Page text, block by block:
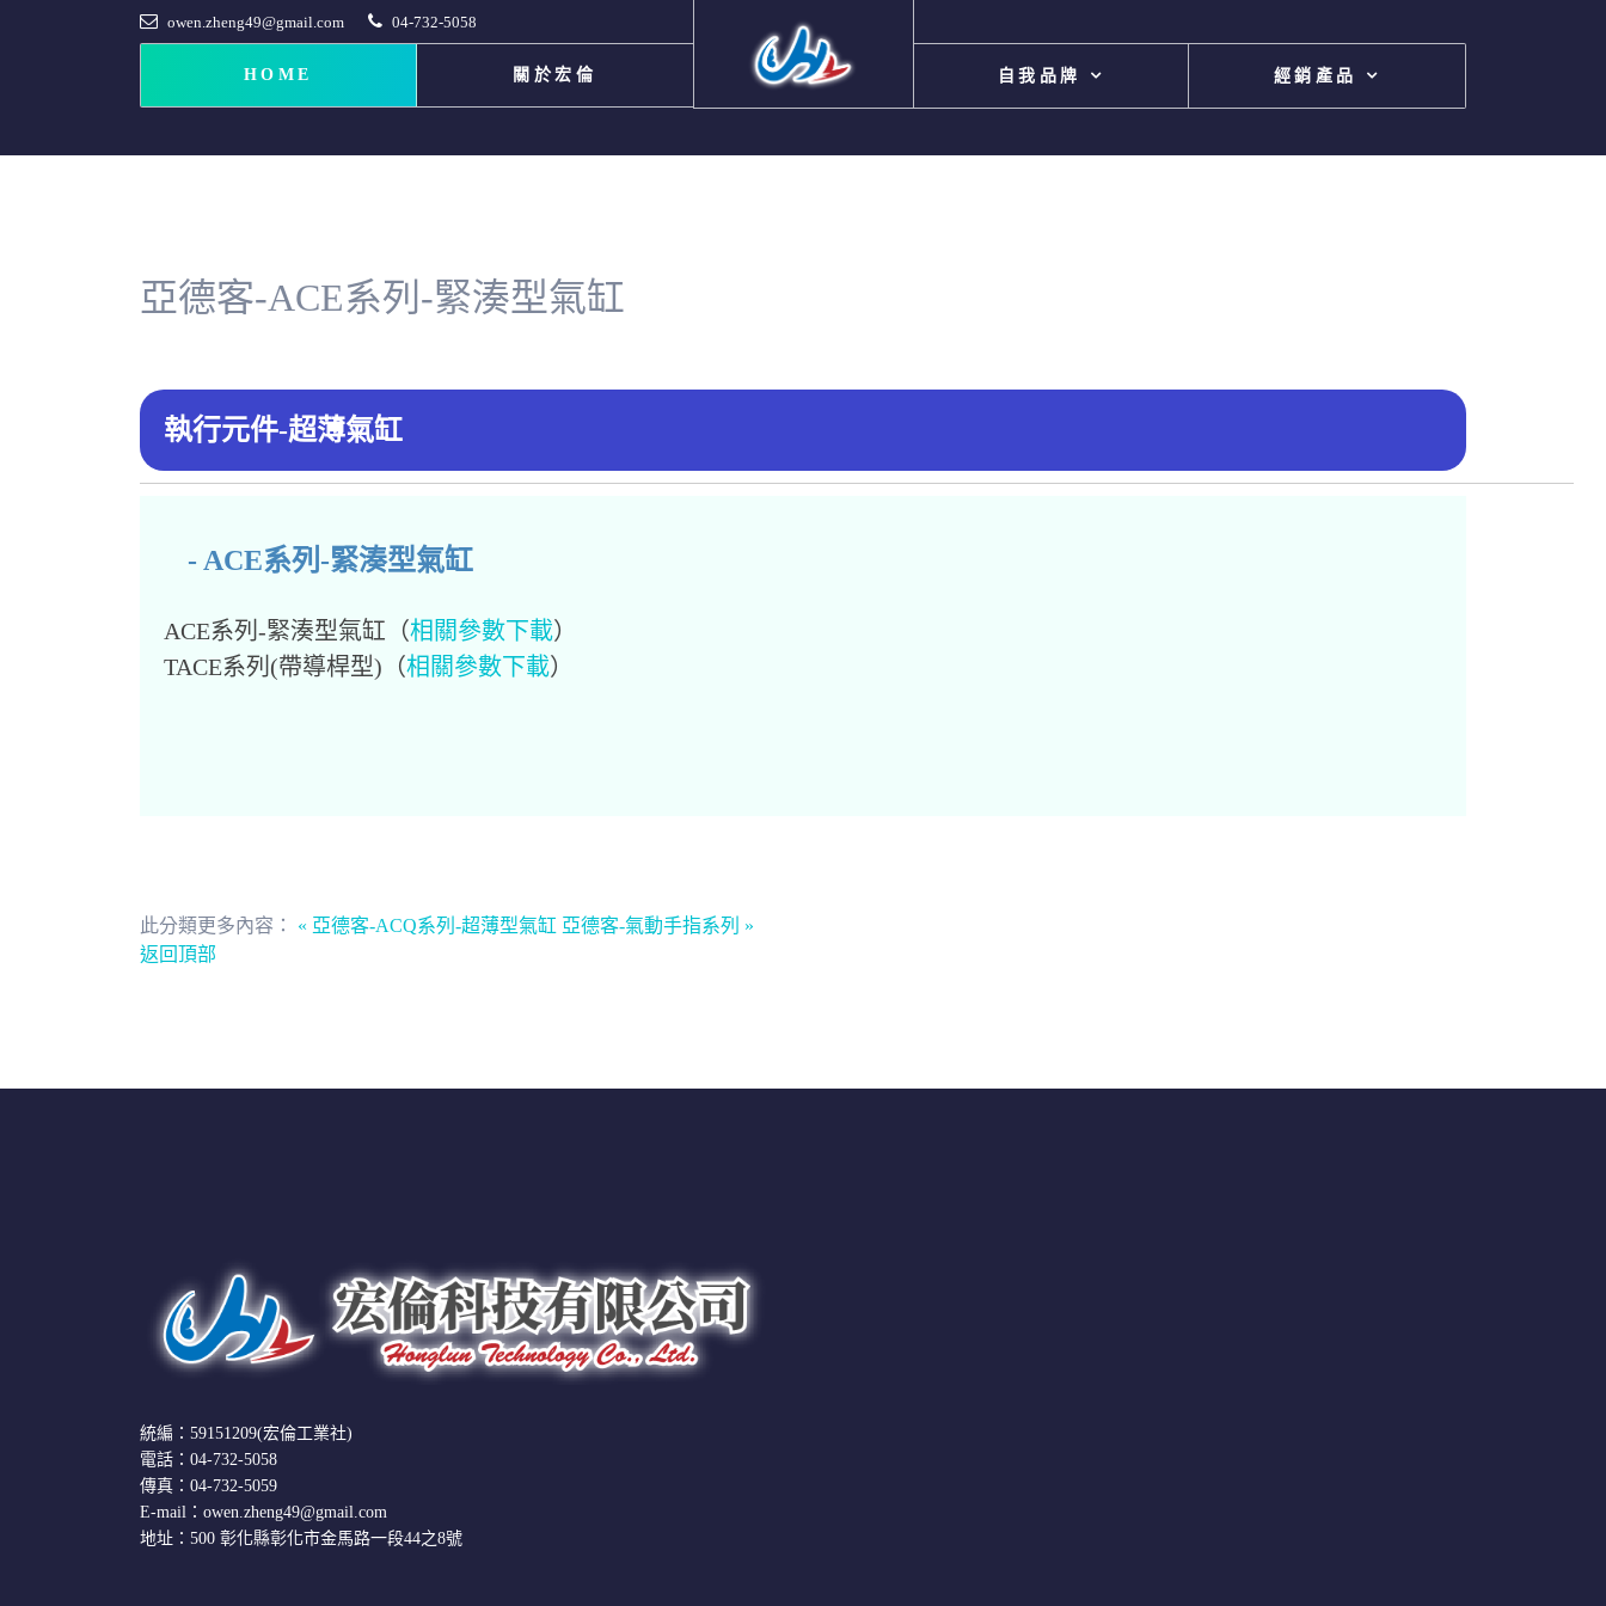
owen.zheng49@gmail.com 04-732-5058
HOME 關於宏倫 自我品牌 經銷產品
亞德客-ACE系列-緊湊型氣缸
執行元件-超薄氣缸
- ACE系列-緊湊型氣缸
ACE系列-緊湊型氣缸（相關參數下載）
TACE系列(帶導桿型) （相關參數下載）
此分類更多內容： « 亞德客-ACQ系列-超薄型氣缸 亞德客-氣動手指系列 »
返回頂部
統編：59151209(宏倫工業社)
電話：04-732-5058
傳真：04-732-5059
E-mail：owen.zheng49@gmail.com
地址：500 彰化縣彰化市金馬路一段44之8號